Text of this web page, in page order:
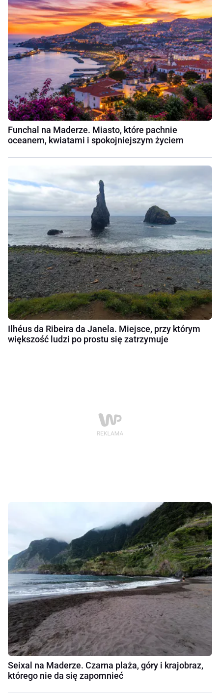
Funchal na Maderze. Miasto, które pachnie
oceanem, kwiatami i spokojniejszym życiem
Ilhéus da Ribeira da Janela. Miejsce, przy którym
większość ludzi po prostu się zatrzymuje
Seixal na Maderze. Czarna plaża, góry i krajobraz,
którego nie da się zapomnieć